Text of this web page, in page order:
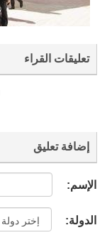
تعليقات القراء
إضافة تعليق
الإسم:
الدولة: